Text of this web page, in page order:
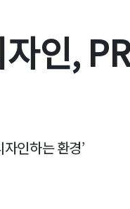
인,
인하는 환경’